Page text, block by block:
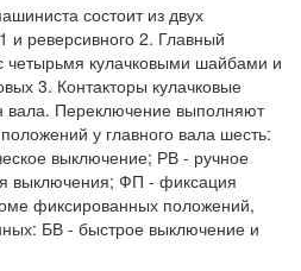
состоит из двух
и реверсивного 2. Главный
четырьмя кулачковыми шайбами и
3. Контакторы кулачковые
вала. Переключение выполняют
у главного вала шесть:
выключение; РВ - ручное
выключения; ФП - фиксация
фиксированных положений,
БВ - быстрое выключение и